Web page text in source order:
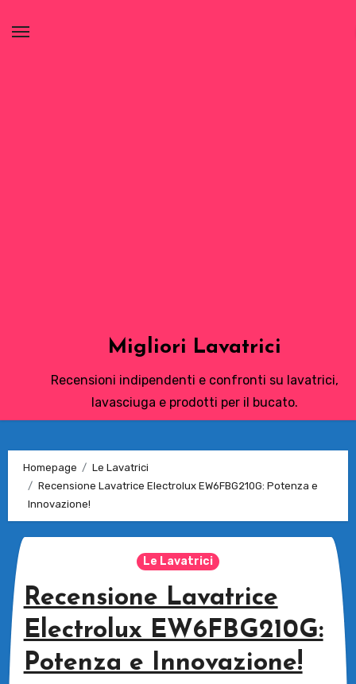
Migliori Lavatrici
Recensioni indipendenti e confronti su lavatrici,
lavasciuga e prodotti per il bucato.
Homepage
Le Lavatrici
Recensione Lavatrice Electrolux EW6FBG210G: Potenza e
Innovazione!
Le Lavatrici
Recensione Lavatrice
Electrolux EW6FBG210G:
Potenza e Innovazione!